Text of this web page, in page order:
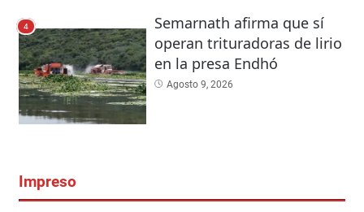
4
Semarnath afirma que sí
operan trituradoras de lirio
en la presa Endhó
Agosto 9, 2026
Impreso